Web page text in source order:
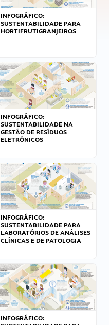
INFOGRÁFICO:
SUSTENTABILIDADE PARA
HORTIFRUTIGRANJEIROS
INFOGRÁFICO:
SUSTENTABILIDADE NA
GESTÃO DE RESÍDUOS
ELETRÔNICOS
INFOGRÁFICO:
SUSTENTABILIDADE PARA
LABORATÓRIOS DE ANÁLISES
CLÍNICAS E DE PATOLOGIA
INFOGRÁFICO: